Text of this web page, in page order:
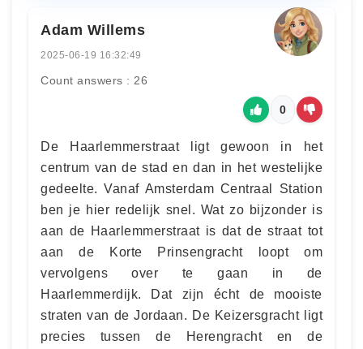
Adam Willems
2025-06-19 16:32:49
Count answers : 26
0
De Haarlemmerstraat ligt gewoon in het
centrum van de stad en dan in het westelijke
gedeelte. Vanaf Amsterdam Centraal Station
ben je hier redelijk snel. Wat zo bijzonder is
aan de Haarlemmerstraat is dat de straat tot
aan de Korte Prinsengracht loopt om
vervolgens over te gaan in de
Haarlemmerdijk. Dat zijn écht de mooiste
straten van de Jordaan. De Keizersgracht ligt
precies tussen de Herengracht en de